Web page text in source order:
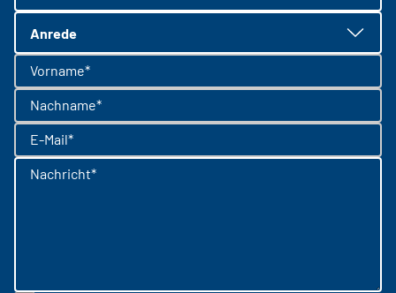
Anrede
Vorname*
Nachname*
E-Mail*
Nachricht*